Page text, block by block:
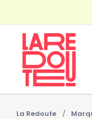
La Redoute